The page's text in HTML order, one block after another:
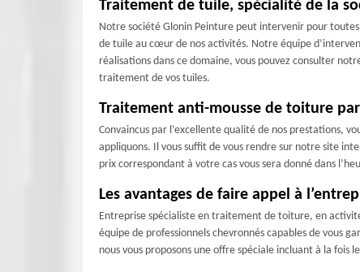
Traitement de tuile, spécialité de la
Notre société Glonin Peinture peut intervenir pour
de tuile au cœur de nos activités. Notre équipe
réalisations dans ce domaine, vous pouvez consulter
traitement de vos tuiles.
Traitement anti-mousse de toiture
Convaincus par l’excellente qualité de nos prestations,
appliquons. Il vous suffit de vous rendre sur notre site
prix correspondant à votre cas vous sera donné dans
Les avantages de faire appel à
Entreprise spécialiste en traitement de toiture, en
équipe de professionnels chevronnés capables de vous
nous vous proposons une offre spéciale incluant à la